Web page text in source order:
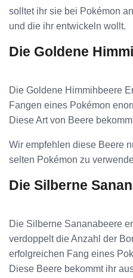
solltet ihr sie bei Pokémon
und die ihr entwickeln wollt.
Die Goldene
Die Goldene Himmihbeere
Fangen eines Pokémon
Diese Art von Beere
Wir empfehlen diese Beere
selten Pokémon zu
Die Silberne
Die Silberne Sananabeere
verdoppelt die Anzahl der
erfolgreichen Fang eines
Diese Beere bekommt ihr